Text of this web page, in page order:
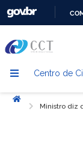
Centro de
Início
Ministro diz